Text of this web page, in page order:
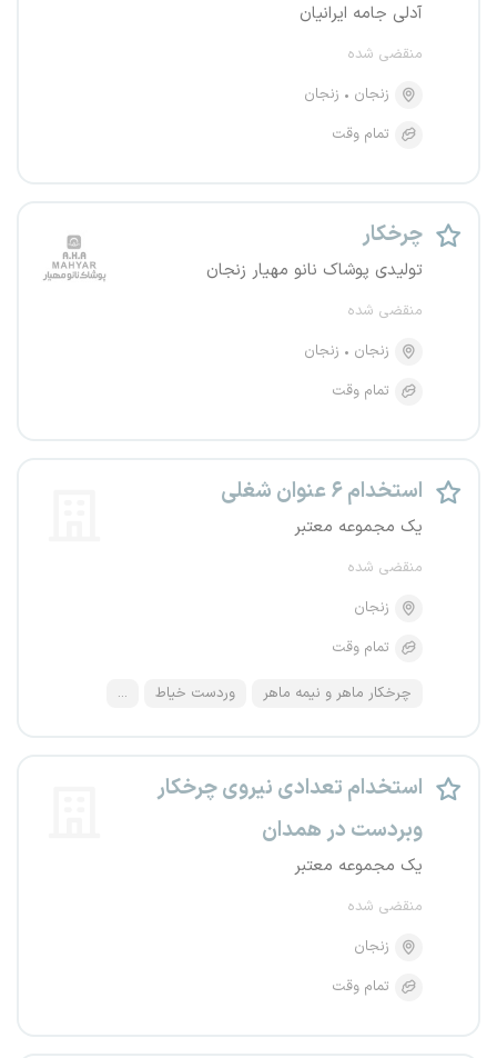
آدلی جامه ایرانیان
منقضی شده
زنجان
زنجان
تمام وقت
چرخکار
تولیدی پوشاک نانو مهیار زنجان
منقضی شده
زنجان
زنجان
تمام وقت
استخدام ۶ عنوان شغلی
یک مجموعه معتبر
منقضی شده
زنجان
تمام وقت
چرخکار ماهر و نیمه ماهر وردست خیاط ...
استخدام تعدادی نیروی چرخکار
وبردست در همدان
یک مجموعه معتبر
منقضی شده
زنجان
تمام وقت